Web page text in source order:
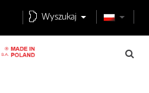
Wyszukaj